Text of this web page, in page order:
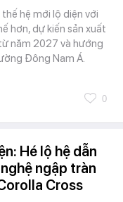
hệ mới lộ diện với
hơn, dự kiến sản xuất
năm 2027 và hướng
Đông Nam Á.
0
Hé lộ hệ dẫn
ngập tràn
Cross